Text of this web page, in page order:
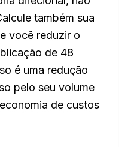
também sua
você reduzir o
de 48
é uma redução
pelo seu volume
de custos